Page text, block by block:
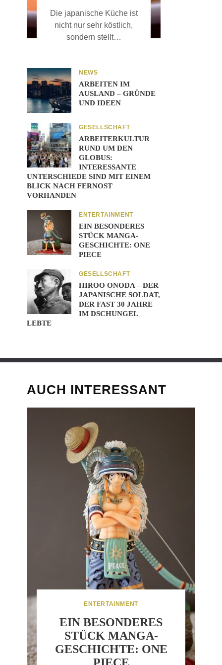
Die japanische Küche ist
nicht nur sehr köstlich,
sondern stellt…
NEWS
ARBEITEN IM
AUSLAND – GRÜNDE
UND IDEEN
GESELLSCHAFT
ARBEITERKULTUR
RUND UM DEN
GLOBUS:
INTERESSANTE
UNTERSCHIEDE SIND MIT EINEM
BLICK NACH FERNOST
VORHANDEN
ENTERTAINMENT
EIN BESONDERES
STÜCK MANGA-
GESCHICHTE: ONE
PIECE
GESELLSCHAFT
HIROO ONODA – DER
JAPANISCHE SOLDAT,
DER FAST 30 JAHRE
IM DSCHUNGEL
LEBTE
AUCH INTERESSANT
ENTERTAINMENT
EIN BESONDERES
STÜCK MANGA-
GESCHICHTE: ONE